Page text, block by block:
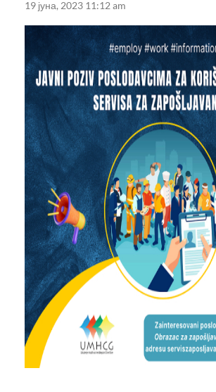
19 јуна, 2023 11:12 am